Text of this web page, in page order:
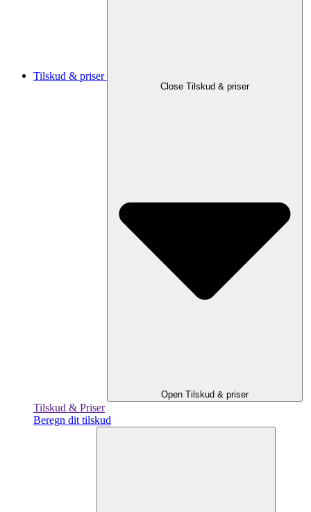
Tilskud & priser
Close Tilskud & priser
Open Tilskud & priser
Tilskud & Priser
Beregn dit tilskud